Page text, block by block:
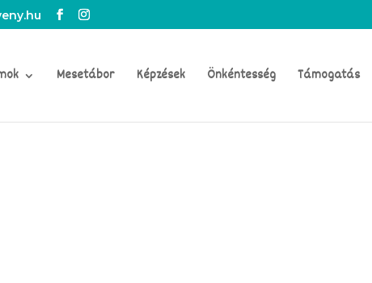
Mesetábor Képzések Önkéntesség Támogatás